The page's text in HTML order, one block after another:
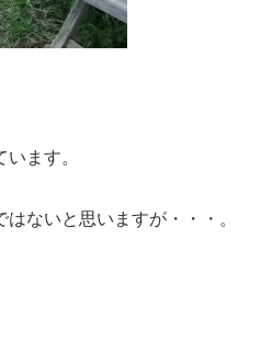
ます。
ないと思いますが・・・。